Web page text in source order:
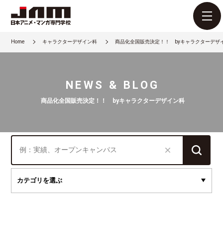
Home キャラクターデザイン科 商品化全国販売決定！！ byキャラクターデザ
NEWS & BLOG
商品化全国販売決定！！ byキャラクターデザイン科